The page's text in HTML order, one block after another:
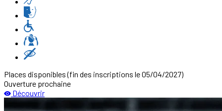
Places disponibles(fin des inscriptions le 05/04/2027)
Ouverture prochaine
Découvrir